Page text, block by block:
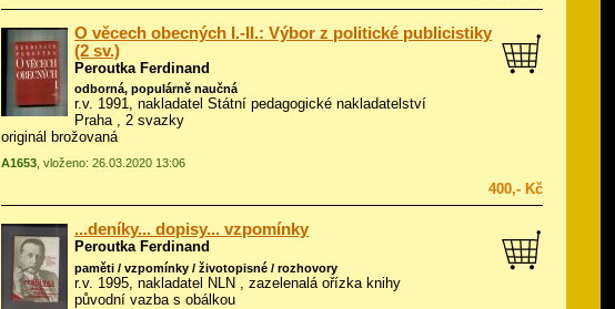
O věcech obecných I.-II.: Výbor z politické publicistiky
(2 sv.)
Peroutka Ferdinand
odborná, populárně naučná
r.v. 1991, nakladatel Státní pedagogické nakladatelství
Praha , 2 svazky
originál brožovaná
A1653 , vloženo: 26.03.2020 13:06
400,- Kč
...deníky... dopisy... vzpomínky
Peroutka Ferdinand
paměti / vzpomínky / životopisné / rozhovory
r.v. 1995, nakladatel NLN , zazelenalá ořízka knihy
původní vazba s obálkou